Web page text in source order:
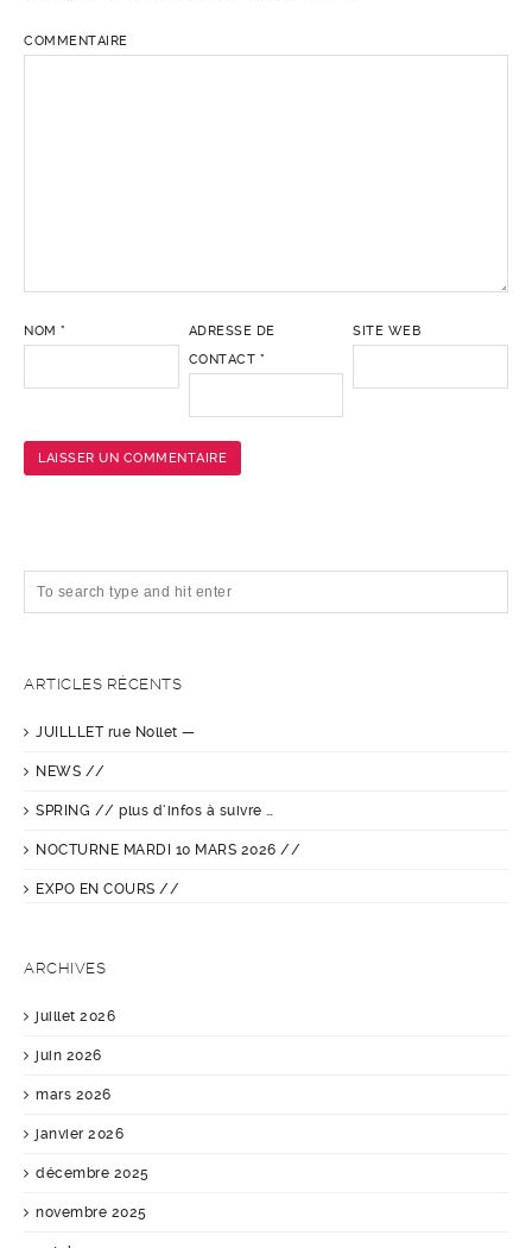
COMMENTAIRE
NOM *
ADRESSE DE
CONTACT *
SITE WEB
ARTICLES RÉCENTS
JUILLLET rue Nollet —
NEWS //
SPRING // plus d’infos à suivre …
NOCTURNE MARDI 10 MARS 2026 //
EXPO EN COURS //
ARCHIVES
juillet 2026
juin 2026
mars 2026
janvier 2026
décembre 2025
novembre 2025